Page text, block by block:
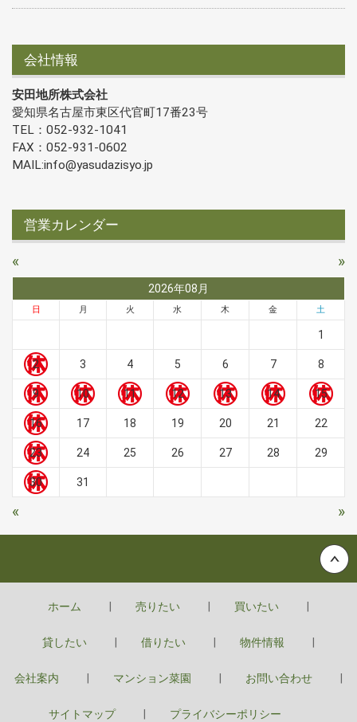
会社情報
安田地所株式会社
愛知県名古屋市東区代官町17番23号
TEL：052-932-1041
FAX：052-931-0602
MAIL:info@yasudazisyo.jp
営業カレンダー
« »
2026年08月
日 月 火 水 木 金 土
1
2 3 4 5 6 7 8
9 10 11 12 13 14 15
16 17 18 19 20 21 22
23 24 25 26 27 28 29
30 31
« »
ホーム 売りたい 買いたい
貸したい 借りたい 物件情報
会社案内 マンション菜園 お問い合わせ
サイトマップ プライバシーポリシー